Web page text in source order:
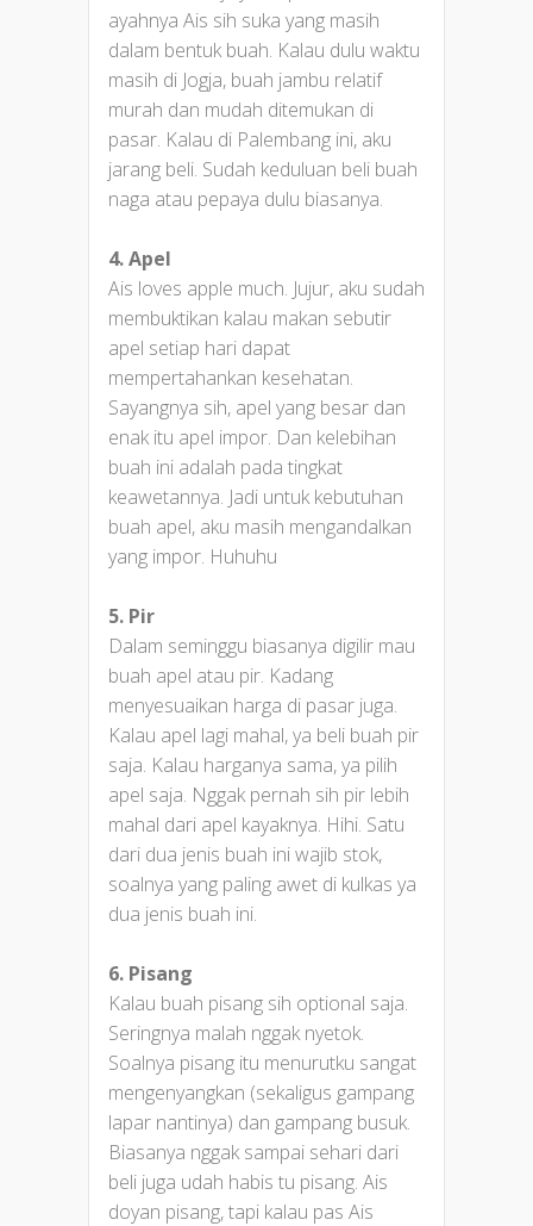
ayahnya Ais sih suka yang masih
dalam bentuk buah. Kalau dulu waktu
masih di Jogja, buah jambu relatif
murah dan mudah ditemukan di
pasar. Kalau di Palembang ini, aku
jarang beli. Sudah keduluan beli buah
naga atau pepaya dulu biasanya.
4. Apel
Ais loves apple much. Jujur, aku sudah
membuktikan kalau makan sebutir
apel setiap hari dapat
mempertahankan kesehatan.
Sayangnya sih, apel yang besar dan
enak itu apel impor. Dan kelebihan
buah ini adalah pada tingkat
keawetannya. Jadi untuk kebutuhan
buah apel, aku masih mengandalkan
yang impor. Huhuhu
5. Pir
Dalam seminggu biasanya digilir mau
buah apel atau pir. Kadang
menyesuaikan harga di pasar juga.
Kalau apel lagi mahal, ya beli buah pir
saja. Kalau harganya sama, ya pilih
apel saja. Nggak pernah sih pir lebih
mahal dari apel kayaknya. Hihi. Satu
dari dua jenis buah ini wajib stok,
soalnya yang paling awet di kulkas ya
dua jenis buah ini.
6. Pisang
Kalau buah pisang sih optional saja.
Seringnya malah nggak nyetok.
Soalnya pisang itu menurutku sangat
mengenyangkan (sekaligus gampang
lapar nantinya) dan gampang busuk.
Biasanya nggak sampai sehari dari
beli juga udah habis tu pisang. Ais
doyan pisang, tapi kalau pas Ais